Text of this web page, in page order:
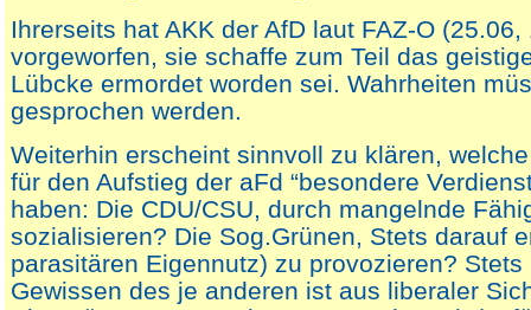
Ihrerseits hat AKK der AfD laut FAZ-O (25.06,
vorgeworfen, sie schaffe zum Teil das
Lübcke ermordet worden sei. Wahrheiten
gesprochen werden.
Weiterhin erscheint sinnvoll zu klären,
für den Aufstieg der aFd “besondere
haben: Die CDU/CSU, durch mangelnde
sozialisieren? Die Sog.Grünen, Stets darauf
parasitären Eigennutz) zu provozieren?
Gewissen des je anderen ist aus liberaler